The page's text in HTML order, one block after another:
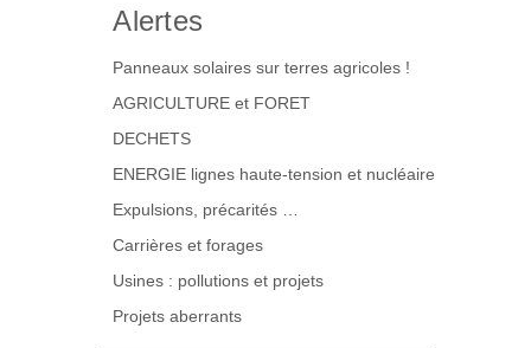
Alertes
Panneaux solaires sur terres agricoles !
AGRICULTURE et FORET
DECHETS
ENERGIE lignes haute-tension et nucléaire
Expulsions, précarités …
Carrières et forages
Usines : pollutions et projets
Projets aberrants